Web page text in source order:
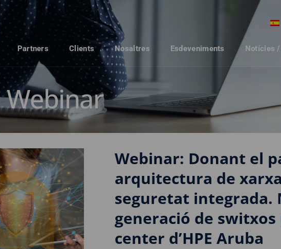
Partners Clients Nosaltres Esdeveniments Notícies
Webinar
Webinar: Donant el
arquitectura de
seguretat integrada.
generació de
center d’HPE Aruba